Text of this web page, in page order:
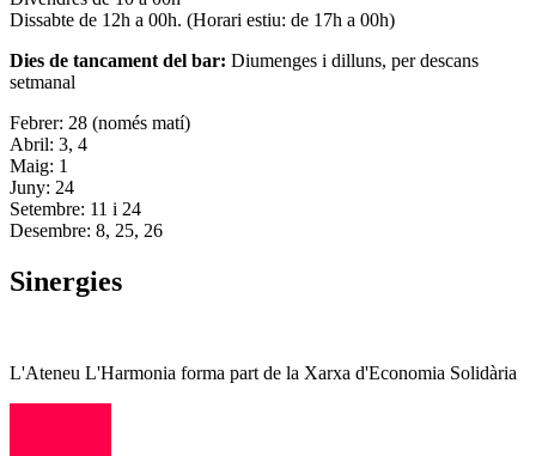
Dissabte de 12h a 00h. (Horari estiu: de 17h a 00h)
Dies de tancament del bar: Diumenges i dilluns, per descans
setmanal
Febrer: 28 (només matí)
Abril: 3, 4
Maig: 1
Juny: 24
Setembre: 11 i 24
Desembre: 8, 25, 26
Sinergies
L'Ateneu L'Harmonia forma part de la Xarxa d'Economia Solidària